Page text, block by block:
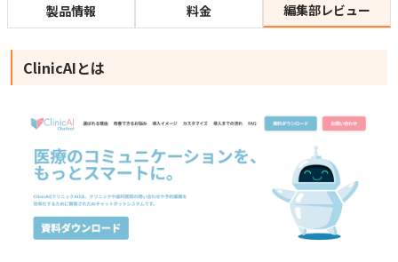
製品情報 料金 編集部レビュー
ClinicAIとは